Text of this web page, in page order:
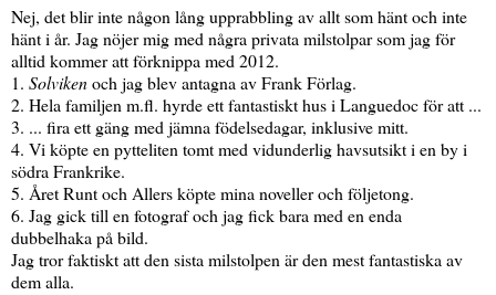
Nej, det blir inte någon lång upprabbling av allt som hänt och inte
hänt i år. Jag nöjer mig med några privata milstolpar som jag för
alltid kommer att förknippa med 2012.
1. Solvikenoch jag blev antagna av Frank Förlag.
2. Hela familjen m.fl. hyrde ett fantastiskt hus i Languedoc för att ...
3. ... fira ett gäng med jämna födelsedagar, inklusive mitt.
4. Vi köpte en pytteliten tomt med vidunderlig havsutsikt i en by i
södra Frankrike.
5. Året Runt och Allers köpte mina noveller och följetong.
6. Jag gick till en fotograf och jag fick bara med en enda
dubbelhaka på bild.
Jag tror faktiskt att den sista milstolpen är den mest fantastiska av
dem alla.